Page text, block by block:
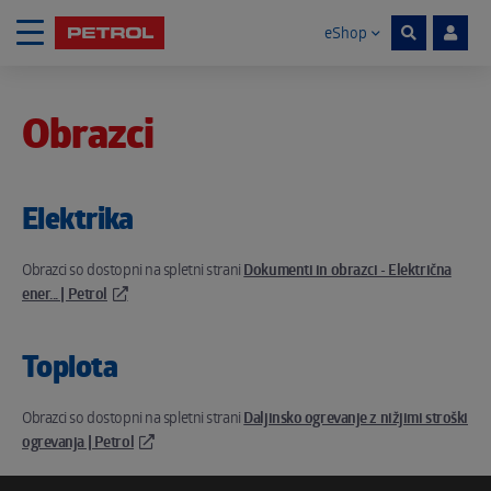
Skoči na vsebino eShop
Obrazci
Elektrika
Obrazci so dostopni na spletni strani Dokumenti in obrazci - Električna
ener... | Petrol
Toplota
Obrazci so dostopni na spletni strani Daljinsko ogrevanje z nižjimi stroški
ogrevanja | Petrol
Noga strani